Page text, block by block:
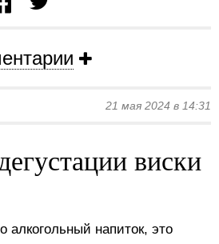
21 мая 2024 в 14:31
виски
алкогольный напиток, это